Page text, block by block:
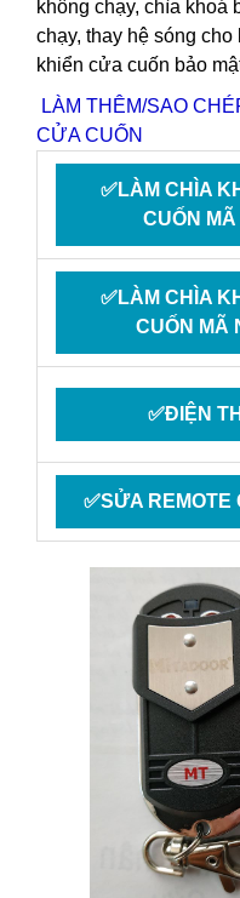
không chạy, chìa khoá
chạy, thay hệ sóng
khiển cửa cuốn bảo
LÀM THÊM/SAO
CỬA CUỐN
✅LÀM CHÌA
CUỐN
✅LÀM CHÌA
CUỐN MÃ
✅ĐIỆN
✅SỬA REMOTE